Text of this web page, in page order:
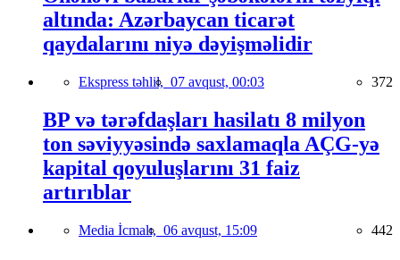
altında: Azərbaycan ticarət
qaydalarını niyə dəyişməlidir
Ekspress təhlil, 07 avqust, 00:03 372
BP və tərəfdaşları hasilatı 8 milyon
ton səviyyəsində saxlamaqla AÇG-yə
kapital qoyuluşlarını 31 faiz
artırıblar
Media İcmalı, 06 avqust, 15:09 442